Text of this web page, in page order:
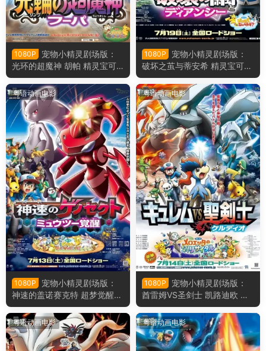
1080P
宠物小精灵剧场版：
光环的超魔神 胡帕 精灵宝可
梦剧场版：光轮的超魔神 胡巴
粤语版
1080P
宠物小精灵剧场版：
破坏之茧与蒂安希 精灵宝可梦
剧场版：破坏之茧与蒂安希粤
语版
粤语动画电影
1080P
宠物小精灵剧场版：
神速的盖诺赛克特 超梦觉醒
精灵宝可梦剧场版：神速的灭
世虫 盖诺赛克特 超梦觉醒粤
语版
粤语动画电影
1080P
宠物小精灵剧场版：
酋雷姆VS圣剑士 凯路迪欧 精
灵宝可梦剧场版：酋雷姆VS圣
剑士凯尔迪奥粤语版
粤语动画电影 粤语动画电影